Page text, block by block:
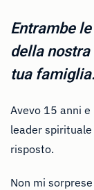
Entrambe
della
tua famiglia.
Avevo 15 anni
leader
risposto.
Non mi